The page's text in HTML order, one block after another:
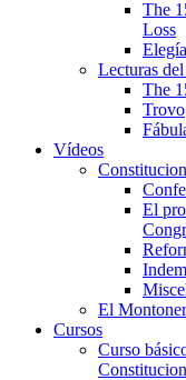
The
Loss
Lecturas
The
Trovo
Vídeos
El
El
Cursos
Curso